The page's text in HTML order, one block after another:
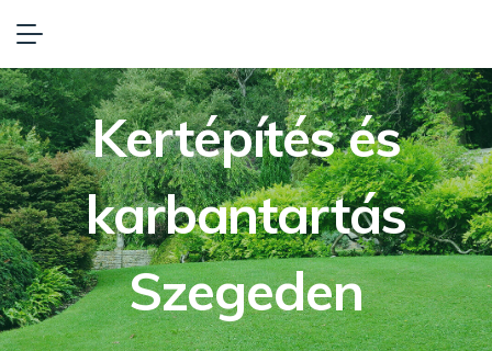
Kertépítés és
karbantartás
Szegeden